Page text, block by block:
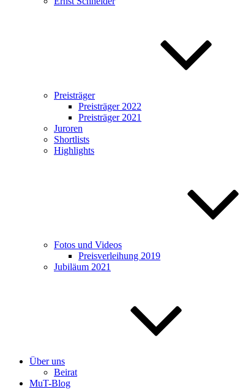
Preisträger
Preisträger 2022
Preisträger 2021
Juroren
Shortlists
Highlights
Fotos und Videos
Preisverleihung 2019
Jubiläum 2021
Über uns
Beirat
MuT-Blog